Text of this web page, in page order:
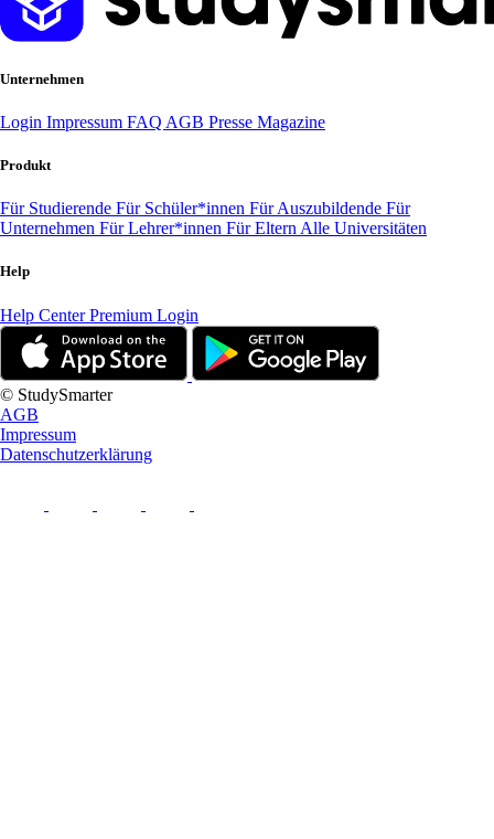
Unternehmen
Login Impressum FAQ AGB Presse Magazine
Produkt
Für Studierende Für Schüler*innen Für Auszubildende Für
Unternehmen Für Lehrer*innen Für Eltern Alle Universitäten
Help
Help CenterPremium Login
© StudySmarter
AGB
Impressum
Datenschutzerklärung